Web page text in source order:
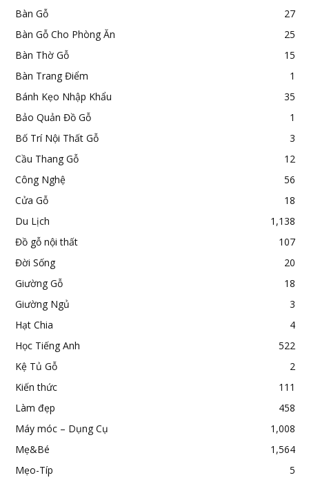
Bàn Gỗ
27
Bàn Gỗ Cho Phòng Ăn
25
Bàn Thờ Gỗ
15
Bàn Trang Điểm
1
Bánh Kẹo Nhập Khẩu
35
Bảo Quản Đồ Gỗ
1
Bố Trí Nội Thất Gỗ
3
Cầu Thang Gỗ
12
Công Nghệ
56
Cửa Gỗ
18
Du Lịch
1,138
Đồ gỗ nội thất
107
Đời Sống
20
Giường Gỗ
18
Giường Ngủ
3
Hạt Chia
4
Học Tiếng Anh
522
Kệ Tủ Gỗ
2
Kiến thức
111
Làm đẹp
458
Máy móc – Dụng Cụ
1,008
Mẹ&Bé
1,564
Mẹo-Típ
5